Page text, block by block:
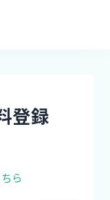
登録
ら